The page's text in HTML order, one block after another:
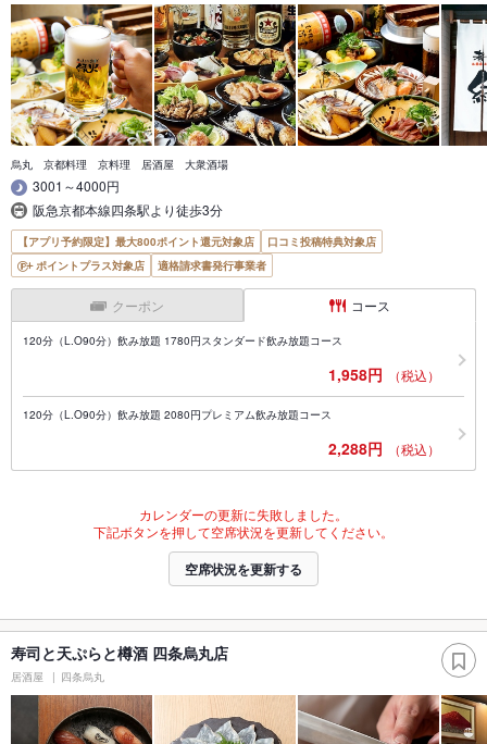
烏丸 京都料理 京料理 居酒屋 大衆酒場
3001～4000円
阪急京都本線四条駅より徒歩3分
【アプリ予約限定】最大800ポイント還元対象店
口コミ投稿特典対象店
ポイントプラス対象店
適格請求書発行事業者
クーポン コース
120分（L.O90分）飲み放題 1780円スタンダード飲み放題コース
1,958円 （税込）
120分（L.O90分）飲み放題 2080円プレミアム飲み放題コース
2,288円 （税込）
カレンダーの更新に失敗しました。
下記ボタンを押して空席状況を更新してください。
空席状況を更新する
寿司と天ぷらと樽酒 四条烏丸店
居酒屋 四条烏丸